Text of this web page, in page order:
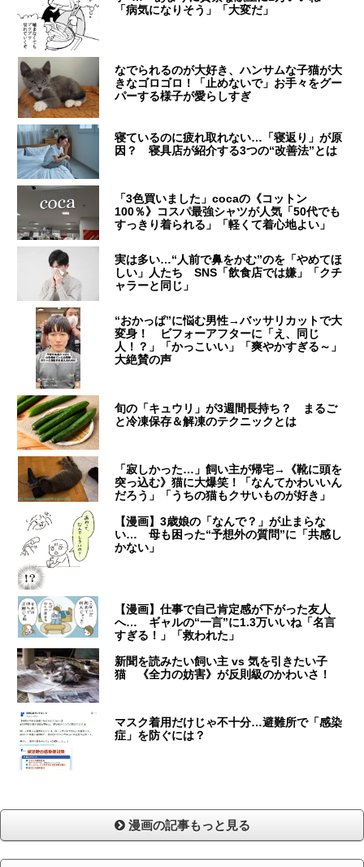
「病気になりそう」「大変だ」
なでられるのが大好き、ハンサムな子猫が大
きなゴロゴロ！「止めないで」お手々をグー
パーする様子が愛らしすぎ
寝ているのに疲れ取れない…「寝返り」が原
因？ 寝具店が紹介する3つの“改善法”とは
「3色買いました」cocaの《コットン
100％》コスパ最強シャツが人気「50代でも
すっきり着られる」「軽くて着心地よい」
実は多い…“人前で鼻をかむ”のを「やめてほ
しい」人たち SNS「飲食店では嫌」「クチ
ャラーと同じ」
“おかっぱ”に悩む男性→バッサリカットで大
変身！ ビフォーアフターに「え、同じ
人！？」「かっこいい」「爽やかすぎる～」
大絶賛の声
旬の「キュウリ」が3週間長持ち？ まるご
と冷凍保存＆解凍のテクニックとは
「寂しかった…」飼い主が帰宅→《靴に頭を
突っ込む》猫に大爆笑！「なんてかわいいん
だろう」「うちの猫もクサいものが好き」
【漫画】3歳娘の「なんで？」が止まらな
い… 母も困った“予想外の質問”に「共感し
かない」
【漫画】仕事で自己肯定感が下がった友人
へ… ギャルの“一言”に1.3万いいね「名言
すぎる！」「救われた」
新聞を読みたい飼い主 vs 気を引きたい子
猫 《全力の妨害》が反則級のかわいさ！
マスク着用だけじゃ不十分…避難所で「感染
症」を防ぐには？
漫画の記事もっと見る